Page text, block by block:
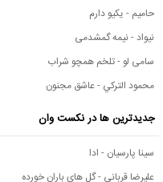
حامیم - یکیو دارم
نیواد - نیمه گمشدمی
سامی لو - تلخم همچو شراب
محمود التركي - عاشق مجنون
جدیدترین ها در نکست وان
سینا پارسیان - ادا
علیرضا قربانی - گل های باران خورده